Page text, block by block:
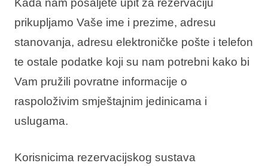
prikupljamo Vaše ime i prezime, adresu
stanovanja, adresu elektroničke pošte i telefon
te ostale podatke koji su nam potrebni kako bi
Vam pružili povratne informacije o
raspoloživim smještajnim jedinicama i
uslugama.
Korisnicima rezervacijskog sustava